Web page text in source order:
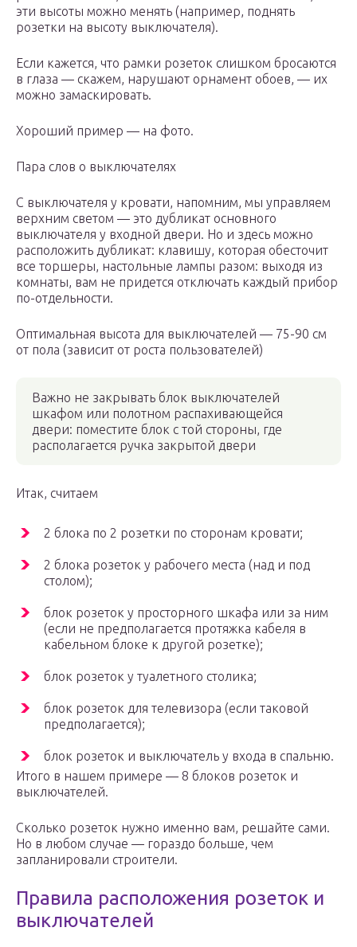
эти высоты можно менять (например, поднять
розетки на высоту выключателя).
Если кажется, что рамки розеток слишком бросаются
в глаза — скажем, нарушают орнамент обоев, — их
можно замаскировать.
Хороший пример — на фото.
Пара слов о выключателях
С выключателя у кровати, напомним, мы управляем
верхним светом — это дубликат основного
выключателя у входной двери. Но и здесь можно
расположить дубликат: клавишу, которая обесточит
все торшеры, настольные лампы разом: выходя из
комнаты, вам не придется отключать каждый прибор
по-отдельности.
Оптимальная высота для выключателей — 75-90 см
от пола (зависит от роста пользователей)
Важно не закрывать блок выключателей
шкафом или полотном распахивающейся
двери: поместите блок с той стороны, где
располагается ручка закрытой двери
Итак, считаем
2 блока по 2 розетки по сторонам кровати;
2 блока розеток у рабочего места (над и под
столом);
блок розеток у просторного шкафа или за ним
(если не предполагается протяжка кабеля в
кабельном блоке к другой розетке);
блок розеток у туалетного столика;
блок розеток для телевизора (если таковой
предполагается);
блок розеток и выключатель у входа в спальню.
Итого в нашем примере — 8 блоков розеток и
выключателей.
Сколько розеток нужно именно вам, решайте сами.
Но в любом случае — гораздо больше, чем
запланировали строители.
Правила расположения розеток и
выключателей